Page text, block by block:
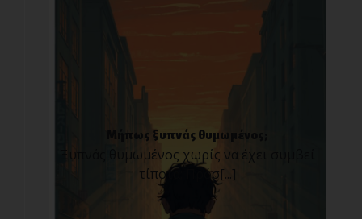
Μήπως ξυπνάς θυμωμένος;
Ξυπνάς θυμωμένος χωρίς να έχει συμβεί
τίποτα; Πρόσ[...]